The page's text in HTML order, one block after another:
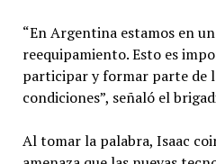
“En Argentina estamos en
reequipamiento. Esto es
participar y formar parte de
condiciones”, señaló el
Al tomar la palabra, Isaac